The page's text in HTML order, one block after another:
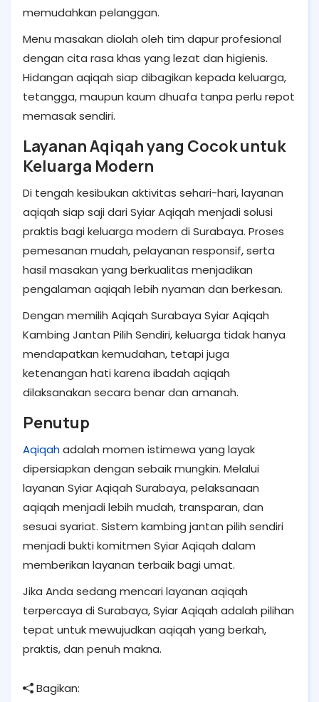
memudahkan pelanggan.
Menu masakan diolah oleh tim dapur profesional
dengan cita rasa khas yang lezat dan higienis.
Hidangan aqiqah siap dibagikan kepada keluarga,
tetangga, maupun kaum dhuafa tanpa perlu repot
memasak sendiri.
Layanan Aqiqah yang Cocok untuk
Keluarga Modern
Di tengah kesibukan aktivitas sehari-hari, layanan
aqiqah siap saji dari Syiar Aqiqah menjadi solusi
praktis bagi keluarga modern di Surabaya. Proses
pemesanan mudah, pelayanan responsif, serta
hasil masakan yang berkualitas menjadikan
pengalaman aqiqah lebih nyaman dan berkesan.
Dengan memilih Aqiqah Surabaya Syiar Aqiqah
Kambing Jantan Pilih Sendiri, keluarga tidak hanya
mendapatkan kemudahan, tetapi juga
ketenangan hati karena ibadah aqiqah
dilaksanakan secara benar dan amanah.
Penutup
Aqiqahadalah momen istimewa yang layak
dipersiapkan dengan sebaik mungkin. Melalui
layanan Syiar Aqiqah Surabaya, pelaksanaan
aqiqah menjadi lebih mudah, transparan, dan
sesuai syariat. Sistem kambing jantan pilih sendiri
menjadi bukti komitmen Syiar Aqiqah dalam
memberikan layanan terbaik bagi umat.
Jika Anda sedang mencari layanan aqiqah
terpercaya di Surabaya, Syiar Aqiqah adalah pilihan
tepat untuk mewujudkan aqiqah yang berkah,
praktis, dan penuh makna.
Bagikan: